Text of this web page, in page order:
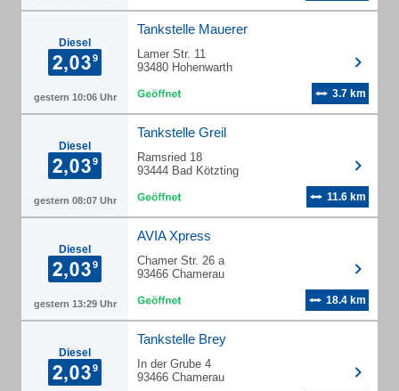
Diesel
gestern 10:06 Uhr
Tankstelle Mauerer
Lamer Str. 11
93480 Hohenwarth
3.7 km
Diesel
gestern 08:07 Uhr
Tankstelle Greil
Ramsried 18
93444 Bad Kötzting
11.6 km
Diesel
gestern 13:29 Uhr
AVIA Xpress
Chamer Str. 26 a
93466 Chamerau
18.4 km
Diesel
Tankstelle Brey
In der Grube 4
93466 Chamerau